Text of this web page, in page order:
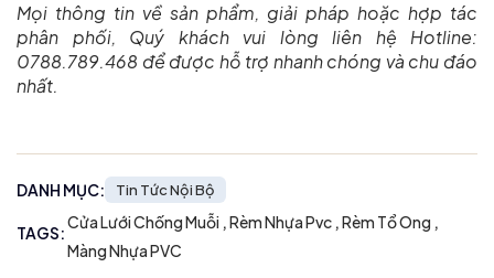
Mọi thông tin về sản phẩm, giải pháp hoặc hợp tác
phân phối, Quý khách vui lòng liên hệ Hotline:
0788.789.468 để được hỗ trợ nhanh chóng và chu đáo
nhất.
DANH MỤC: Tin Tức Nội Bộ
TAGS:
Cửa Lưới Chống Muỗi ,Rèm Nhựa Pvc ,Rèm Tổ Ong ,
Màng Nhựa PVC